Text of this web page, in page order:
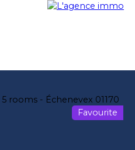
Favourite